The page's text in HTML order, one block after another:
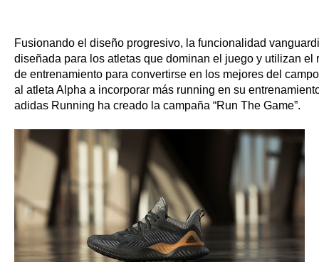
Fusionando el diseño progresivo, la funcionalidad
diseñada para los atletas que dominan el juego y utilizan
de entrenamiento para convertirse en los mejores del
al atleta Alpha a incorporar más running en su
adidas Running ha creado la campaña “Run The Game”.